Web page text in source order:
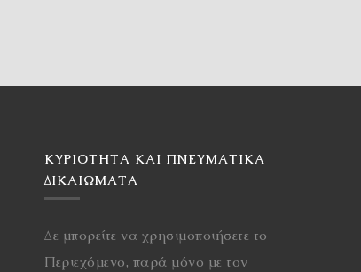
ΚΥΡΙΌΤΗΤΑ ΚΑΙ ΠΝΕΥΜΑΤΙΚΆ
ΔΙΚΑΙΏΜΑΤΑ
Δε μπορείτε να χρησιμοποιήσετε το
Περιεχόμενο, παρά μόνο με τον